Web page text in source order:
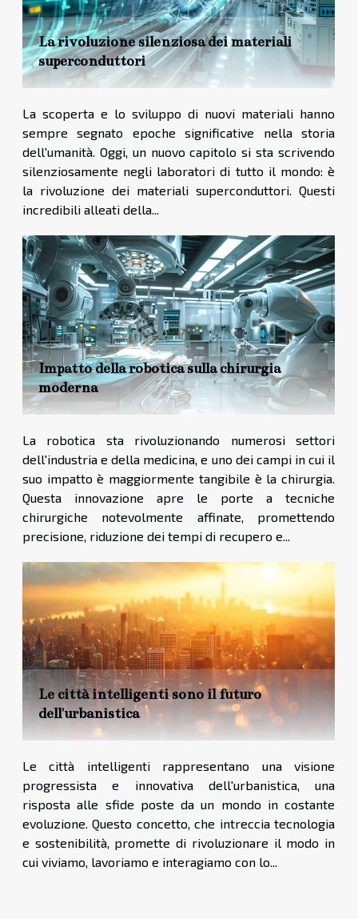
La rivoluzione silenziosa dei materiali
superconduttori
La scoperta e lo sviluppo di nuovi materiali hanno
sempre segnato epoche significative nella storia
dell'umanità. Oggi, un nuovo capitolo si sta scrivendo
silenziosamente negli laboratori di tutto il mondo: è
la rivoluzione dei materiali superconduttori. Questi
incredibili alleati della...
Impatto della robotica sulla chirurgia
moderna
La robotica sta rivoluzionando numerosi settori
dell'industria e della medicina, e uno dei campi in cui il
suo impatto è maggiormente tangibile è la chirurgia.
Questa innovazione apre le porte a tecniche
chirurgiche notevolmente affinate, promettendo
precisione, riduzione dei tempi di recupero e...
Le città intelligenti sono il futuro
dell'urbanistica
Le città intelligenti rappresentano una visione
progressista e innovativa dell'urbanistica, una
risposta alle sfide poste da un mondo in costante
evoluzione. Questo concetto, che intreccia tecnologia
e sostenibilità, promette di rivoluzionare il modo in
cui viviamo, lavoriamo e interagiamo con lo...